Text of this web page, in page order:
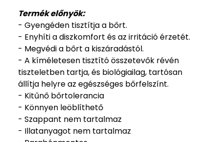
Termék előnyök:
- Gyengéden tisztítja a bőrt.
- Enyhíti a diszkomfort és az irritáció érzetét.
- Megvédi a bőrt a kiszáradástól.
- A kíméletesen tisztító összetevők révén
tiszteletben tartja, és biológiailag, tartósan
állítja helyre az egészséges bőrfelszínt.
- Kitűnő bőrtolerancia
- Könnyen leöblíthető
- Szappant nem tartalmaz
- Illatanyagot nem tartalmaz